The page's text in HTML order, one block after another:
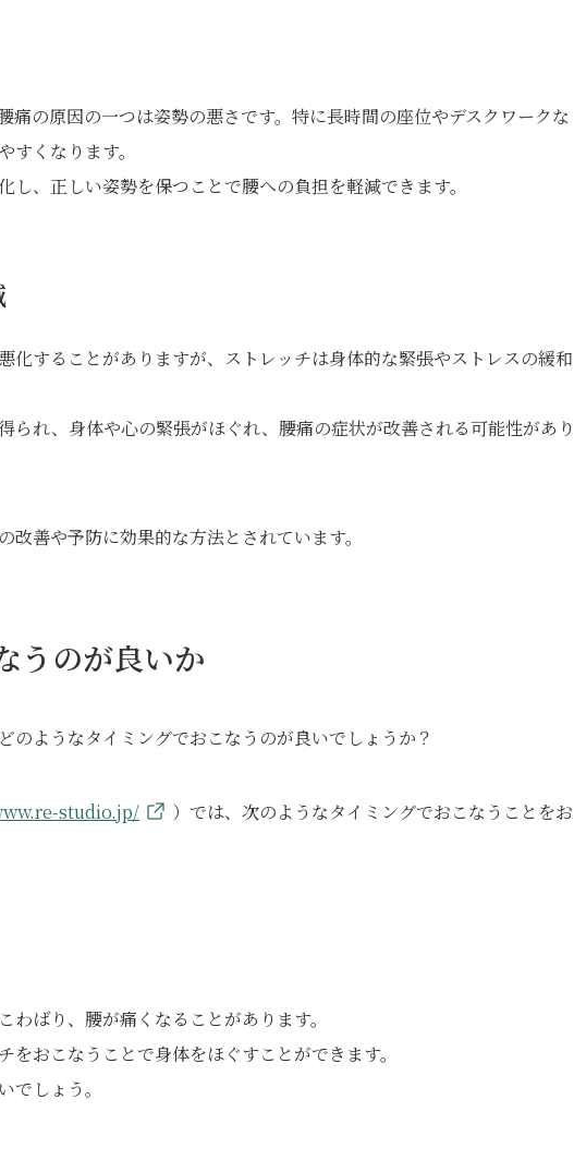
痛の原因の一つは姿勢の悪さです。特に長時間の座位やデスクワークな
くなります。
、正しい姿勢を保つことで腰への負担を軽減できます。
化することがありますが、ストレッチは身体的な緊張やストレスの緩和
られ、身体や心の緊張がほぐれ、腰痛の症状が改善される可能性があり
善や予防に効果的な方法とされています。
うのが良いか
のようなタイミングでおこなうのが良いでしょうか？
studio.jp/
）では、次のようなタイミングでおこなうことをお
ばり、腰が痛くなることがあります。
おこなうことで身体をほぐすことができます。
しょう。